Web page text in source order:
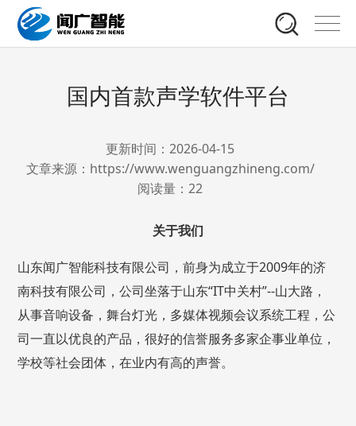
国内首款声学软件平台
更新时间：2026-04-15
文章来源：https://www.wenguangzhineng.com/
阅读量： 22
关于我们
山东闻广智能科技有限公司，前身为成立于2009年的济
南科技有限公司，公司坐落于山东“IT中关村”--山大路，
从事音响设备，舞台灯光，多媒体视频会议系统工程，公
司一直以优良的产品，很好的信誉服务多家企事业单位，
学校等社会团体，在业内有高的声誉。